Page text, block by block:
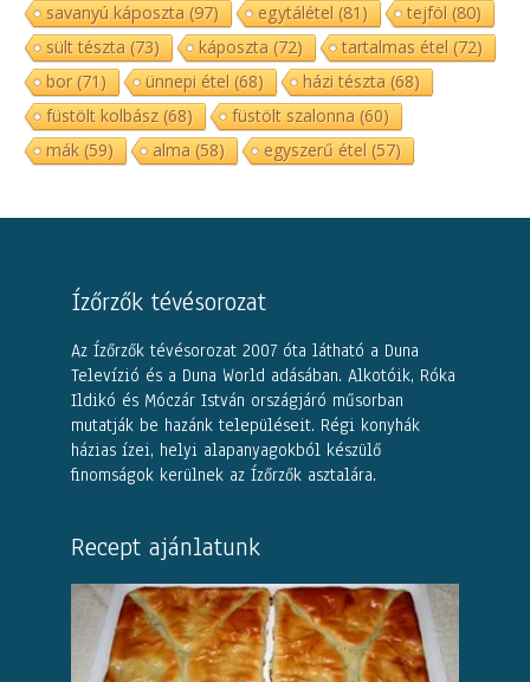
savanyú káposzta (97) egytálétel (81) tejföl (80)
sült tészta (73) káposzta (72) tartalmas étel (72)
bor(71) ünnepi étel (68) házi tészta (68)
füstölt kolbász(68) füstölt szalonna (60)
mák(59) alma (58) egyszerű étel (57)
Ízőrzők tévésorozat
Az Ízőrzők tévésorozat 2007 óta látható a Duna
Televízió és a Duna World adásában. Alkotóik, Róka
Ildikó és Móczár István országjáró műsorban
mutatják be hazánk településeit. Régi konyhák
házias ízei, helyi alapanyagokból készülő
finomságok kerülnek az Ízőrzők asztalára.
Recept ajánlatunk